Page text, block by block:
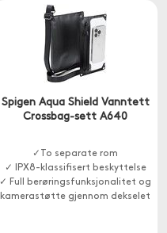
Spigen Aqua Shield Vanntett
Crossbag-sett A640
✓To separate rom
✓ IPX8-klassifisert beskyttelse
✓ Full berøringsfunksjonalitet og
kamerastøtte gjennom dekselet